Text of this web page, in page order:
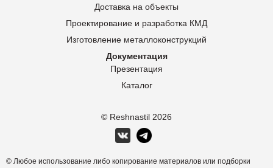
© Reshnastil 2026
Доставка на объекты
Проектирование и разработка КМД
Изготовление металлоконструкций
Документация
Презентация
Каталог
© Любое использование либо копирование материалов или подборки